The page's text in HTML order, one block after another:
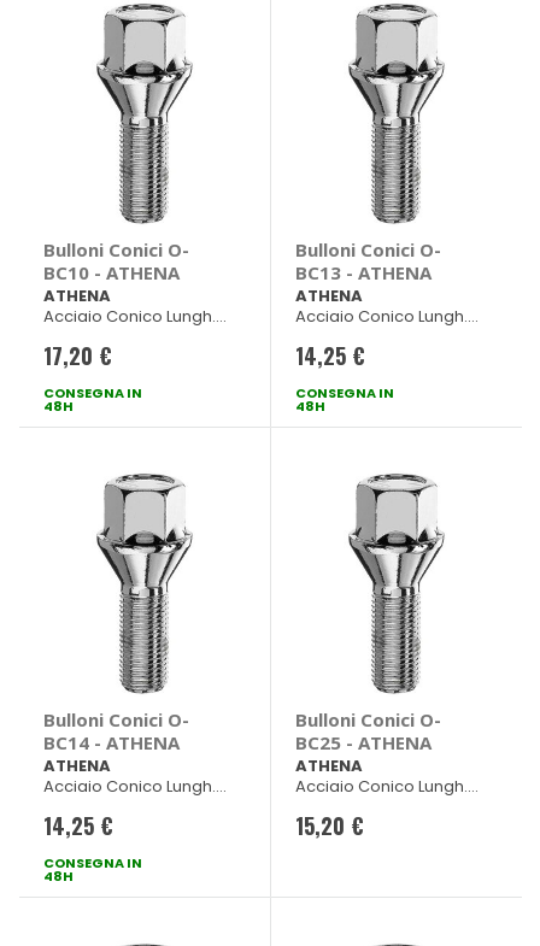
Bulloni Conici O-
BC10 - ATHENA
ATHENA
Acciaio Conico Lungh.
17,20 €
CONSEGNA IN
48H
Bulloni Conici O-
BC13 - ATHENA
ATHENA
Acciaio Conico Lungh.
14,25 €
CONSEGNA IN
48H
Bulloni Conici O-
BC14 - ATHENA
ATHENA
Acciaio Conico Lungh.
14,25 €
CONSEGNA IN
48H
Bulloni Conici O-
BC25 - ATHENA
ATHENA
Acciaio Conico Lungh.
15,20 €